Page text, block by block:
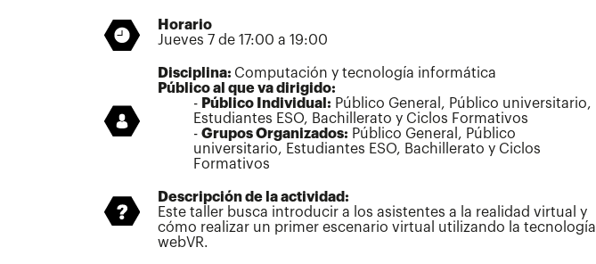
Horario
Jueves 7 de 17:00 a 19:00
Disciplina: Computación y tecnología informática
Público al que va dirigido:
Público Individual: Público General, Público universitario,
Estudiantes ESO, Bachillerato y Ciclos Formativos
Grupos Organizados: Público General, Público
universitario, Estudiantes ESO, Bachillerato y Ciclos
Formativos
Descripción de la actividad:
Este taller busca introducir a los asistentes a la realidad virtual y
cómo realizar un primer escenario virtual utilizando la tecnología
webVR.